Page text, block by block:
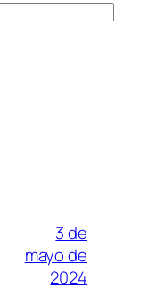
3 de
mayo de
2024